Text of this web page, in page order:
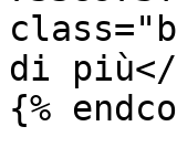
di più</
{%